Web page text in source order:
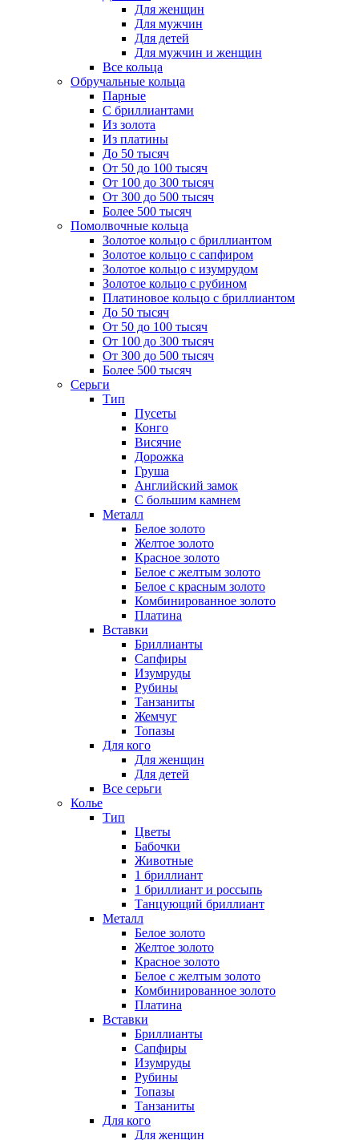
Для женщин
Для мужчин
Для детей
Для мужчин и женщин
Все кольца
Обручальные кольца
Парные
С бриллиантами
Из золота
Из платины
До 50 тысяч
От 50 до 100 тысяч
От 100 до 300 тысяч
От 300 до 500 тысяч
Более 500 тысяч
Помолвочные кольца
Золотое кольцо с бриллиантом
Золотое кольцо с сапфиром
Золотое кольцо с изумрудом
Золотое кольцо с рубином
Платиновое кольцо с бриллиантом
До 50 тысяч
От 50 до 100 тысяч
От 100 до 300 тысяч
От 300 до 500 тысяч
Более 500 тысяч
Серьги
Тип
Пусеты
Конго
Висячие
Дорожка
Груша
Английский замок
С большим камнем
Металл
Белое золото
Желтое золото
Красное золото
Белое с желтым золото
Белое с красным золото
Комбинированное золото
Платина
Вставки
Бриллианты
Сапфиры
Изумруды
Рубины
Танзаниты
Жемчуг
Топазы
Для кого
Для женщин
Для детей
Все серьги
Колье
Тип
Цветы
Бабочки
Животные
1 бриллиант
1 бриллиант и россыпь
Танцующий бриллиант
Металл
Белое золото
Желтое золото
Красное золото
Белое с желтым золото
Комбинированное золото
Платина
Вставки
Бриллианты
Сапфиры
Изумруды
Рубины
Топазы
Танзаниты
Для кого
Для женщин